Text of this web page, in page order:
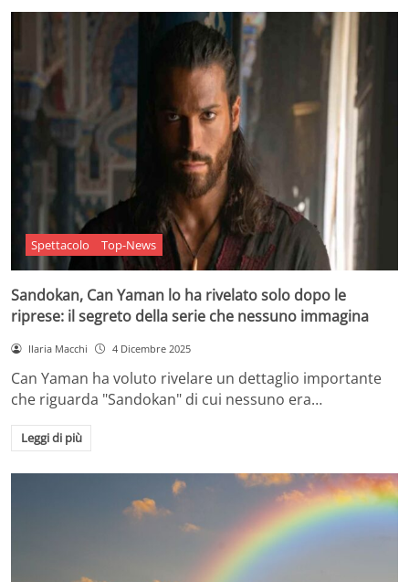
Spettacolo Top-News
Sandokan, Can Yaman lo ha rivelato solo dopo le
riprese: il segreto della serie che nessuno immagina
Ilaria Macchi 4 Dicembre 2025
Can Yaman ha voluto rivelare un dettaglio importante
che riguarda "Sandokan" di cui nessuno era…
Leggi di più